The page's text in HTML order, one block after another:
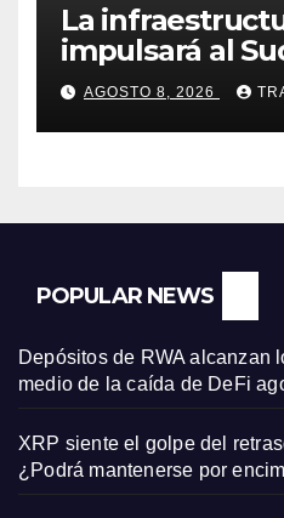
La
impulsará al
destaca United
Bank
AGOSTO 8, 2026
POPULAR NEWS
Depósitos de RWA alcanzan
medio de la caída de DeFi
XRP siente el golpe del
¿Podrá mantenerse por